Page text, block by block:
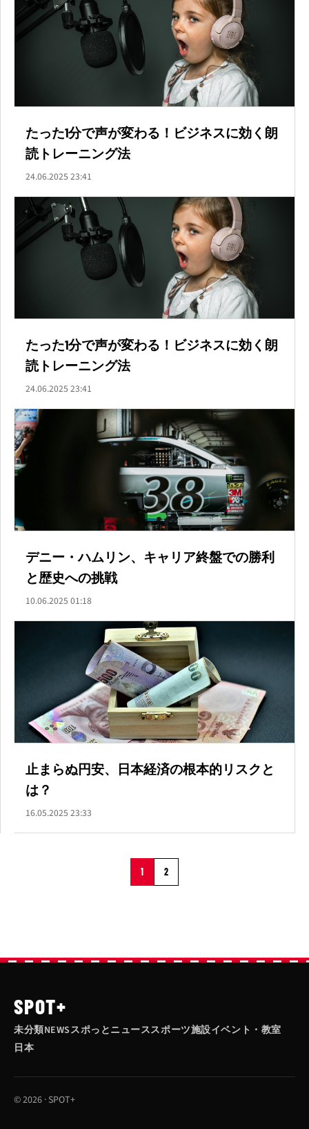
たった1分で声が変わる！ビジネスに効く朗
読トレーニング法
24.06.2025 23:41
たった1分で声が変わる！ビジネスに効く朗
読トレーニング法
24.06.2025 23:41
デニー・ハムリン、キャリア終盤での勝利
と歴史への挑戦
10.06.2025 01:18
止まらぬ円安、日本経済の根本的リスクと
は？
16.05.2025 23:33
1 2
SPOT+
未分類NEWSスポっとニューススポーツ施設イベント・教室
日本
© 2026 · SPOT+